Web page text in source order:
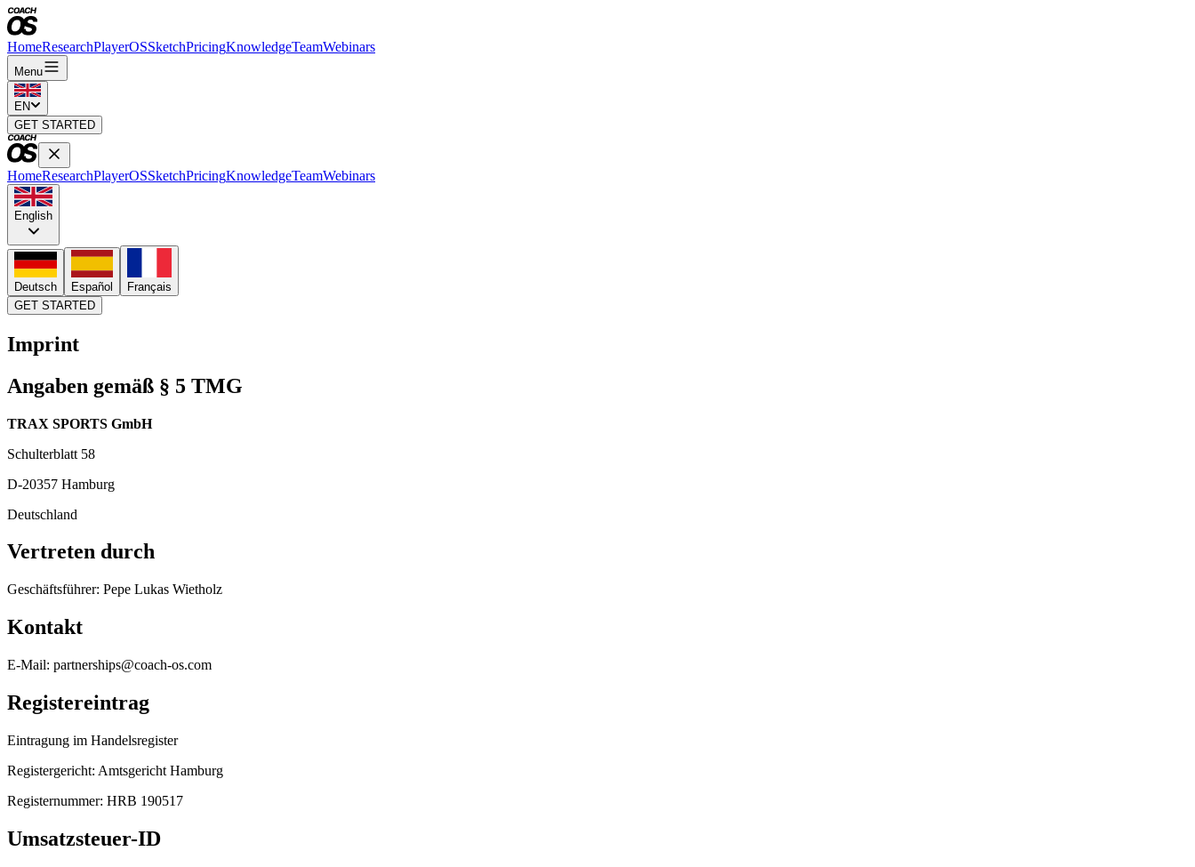
HomeResearchPlayerOSSketchPricingKnowledgeTeamWebinars
Menu
EN
GET STARTED
HomeResearchPlayerOSSketchPricingKnowledgeTeamWebinars
English
Deutsch Español
Français
GET STARTED
Imprint
Angaben gemäß § 5 TMG
TRAX SPORTS GmbH
Schulterblatt 58
D-20357 Hamburg
Deutschland
Vertreten durch
Geschäftsführer: Pepe Lukas Wietholz
Kontakt
E-Mail: partnerships@coach-os.com
Registereintrag
Eintragung im Handelsregister
Registergericht: Amtsgericht Hamburg
Registernummer: HRB 190517
Umsatzsteuer-ID